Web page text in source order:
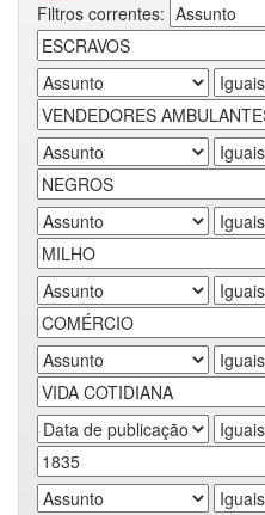
Filtros correntes: